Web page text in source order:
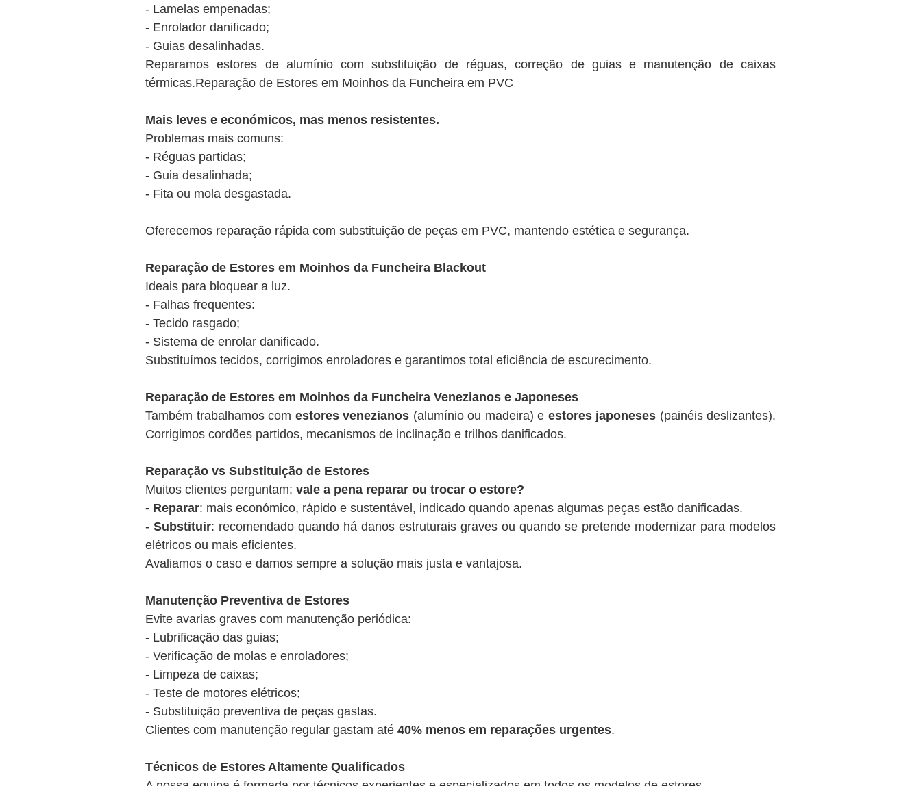
- Lamelas empenadas;
- Enrolador danificado;
- Guias desalinhadas.
Reparamos estores de alumínio com substituição de réguas, correção de guias e manutenção de caixas
térmicas.Reparação de Estores em Moinhos da Funcheira em PVC
Mais leves e económicos, mas menos resistentes.
Problemas mais comuns:
- Réguas partidas;
- Guia desalinhada;
- Fita ou mola desgastada.
Oferecemos reparação rápida com substituição de peças em PVC, mantendo estética e segurança.
Reparação de Estores em Moinhos da Funcheira Blackout
Ideais para bloquear a luz.
- Falhas frequentes:
- Tecido rasgado;
- Sistema de enrolar danificado.
Substituímos tecidos, corrigimos enroladores e garantimos total eficiência de escurecimento.
Reparação de Estores em Moinhos da Funcheira Venezianos e Japoneses
Também trabalhamos com estores venezianos (alumínio ou madeira) e estores japoneses (painéis deslizantes).
Corrigimos cordões partidos, mecanismos de inclinação e trilhos danificados.
Reparação vs Substituição de Estores
Muitos clientes perguntam: vale a pena reparar ou trocar o estore?
- Reparar: mais económico, rápido e sustentável, indicado quando apenas algumas peças estão danificadas.
- Substituir: recomendado quando há danos estruturais graves ou quando se pretende modernizar para modelos
elétricos ou mais eficientes.
Avaliamos o caso e damos sempre a solução mais justa e vantajosa.
Manutenção Preventiva de Estores
Evite avarias graves com manutenção periódica:
- Lubrificação das guias;
- Verificação de molas e enroladores;
- Limpeza de caixas;
- Teste de motores elétricos;
- Substituição preventiva de peças gastas.
Clientes com manutenção regular gastam até 40% menos em reparações urgentes.
Técnicos de Estores Altamente Qualificados